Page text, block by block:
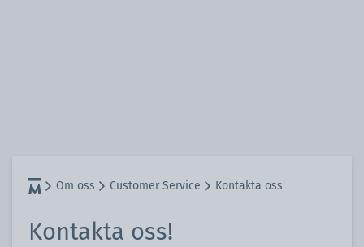
Om oss Customer Service Kontakta oss
Kontakta oss!